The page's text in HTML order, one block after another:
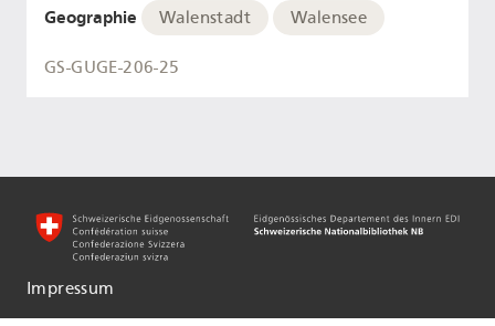
Geographie Walenstadt Walensee
GS-GUGE-206-25
Impressum